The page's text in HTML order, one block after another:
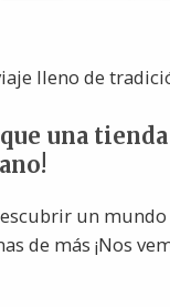
lleno de
que una
un
de más ¡Nos